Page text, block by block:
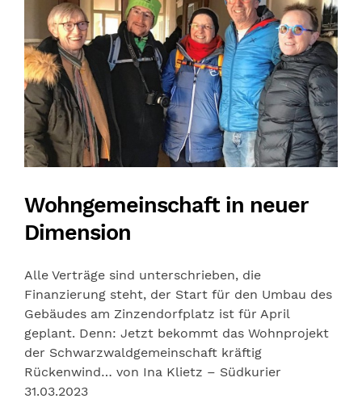
Wohngemeinschaft in neuer
Dimension
Alle Verträge sind unterschrieben, die
Finanzierung steht, der Start für den Umbau des
Gebäudes am Zinzendorfplatz ist für April
geplant. Denn: Jetzt bekommt das Wohnprojekt
der Schwarzwaldgemeinschaft kräftig
Rückenwind… von Ina Klietz – Südkurier
31.03.2023